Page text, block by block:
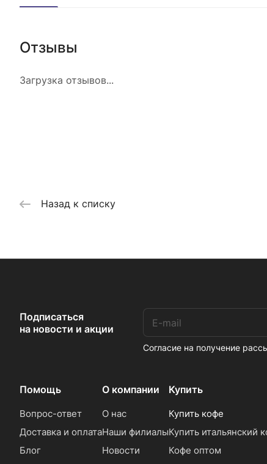
Отзывы
Загрузка отзывов...
Назад к списку
Подписаться
на новости и акции
Согласие на получение
Помощь
Вопрос-ответ
Доставка и оплата
Блог
О компании
О нас
Наши филиалы
Новости
Купить
Купить кофе
Купить итальянский
Кофе оптом